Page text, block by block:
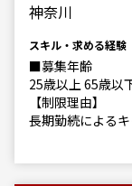
神奈川
スキル・求める経験
■募集年齢
25歳以上 65歳以
【制限理由】
長期勤続による